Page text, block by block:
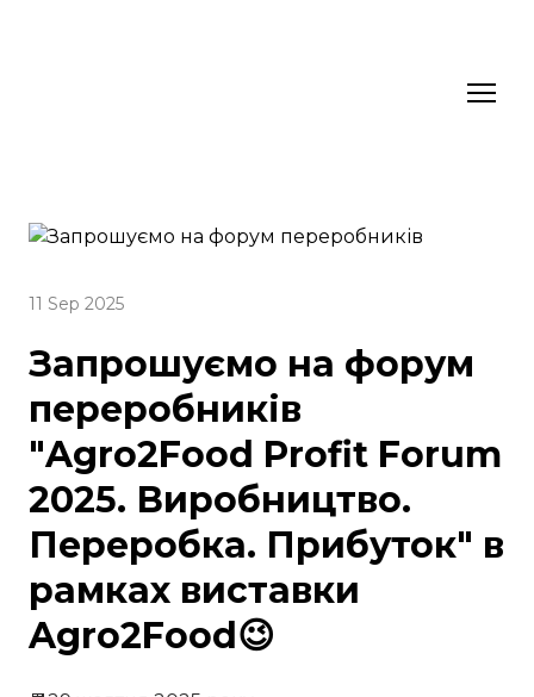
11 Sep 2025
Запрошуємо на форум
переробників
"Agro2Food Profit Forum
2025. Виробництво.
Переробка. Прибуток" в
рамках виставки
Agro2Food😉